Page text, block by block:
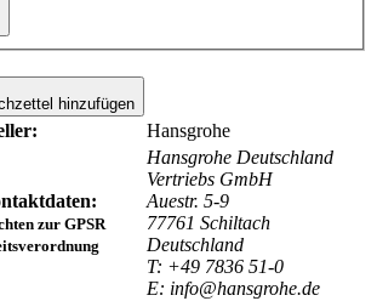
hinzufügen
Hansgrohe
zur GPSR
Hansgrohe Deutschland
Vertriebs GmbH
Auestr. 5-9
77761 Schiltach
Deutschland
T: +49 7836 51-0
E: info@hansgrohe.de